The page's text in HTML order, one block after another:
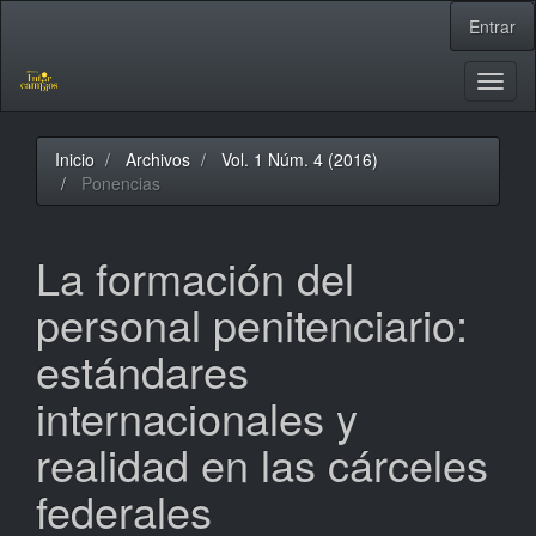
principal
Barra
lateral
Entrar
Inicio Archivos
Vol. 1 Núm. 4 (2016)
Ponencias
La formación del
personal penitenciario:
estándares
internacionales y
realidad en las cárceles
federales